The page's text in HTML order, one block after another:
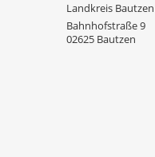
Landkreis Bautzen
Bahnhofstraße 9
02625 Bautzen